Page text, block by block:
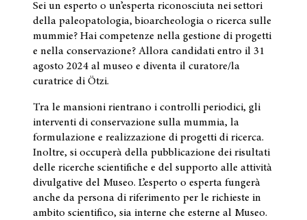
Sei un esperto o un’esperta riconosciuta nei settori
della paleopatologia, bioarcheologia o ricerca sulle
mummie? Hai competenze nella gestione di progetti
e nella conservazione? Allora candidati entro il 31
agosto 2024 al museo e diventa il curatore/la
curatrice di Ötzi.
Tra le mansioni rientrano i controlli periodici, gli
interventi di conservazione sulla mummia, la
formulazione e realizzazione di progetti di ricerca.
Inoltre, si occuperà della pubblicazione dei risultati
delle ricerche scientifiche e del supporto alle attività
divulgative del Museo. L’esperto o esperta fungerà
anche da persona di riferimento per le richieste in
ambito scientifico, sia interne che esterne al Museo.